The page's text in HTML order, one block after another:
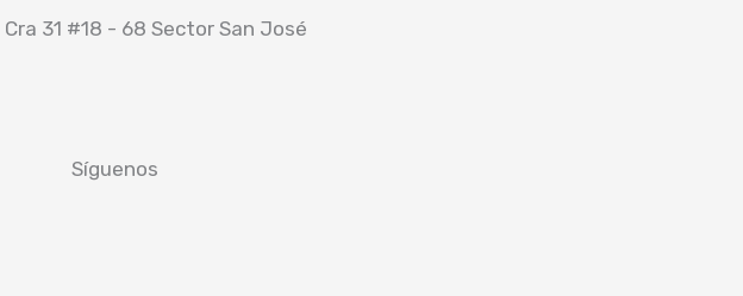
31 #18 - 68 Sector San José
Síguenos